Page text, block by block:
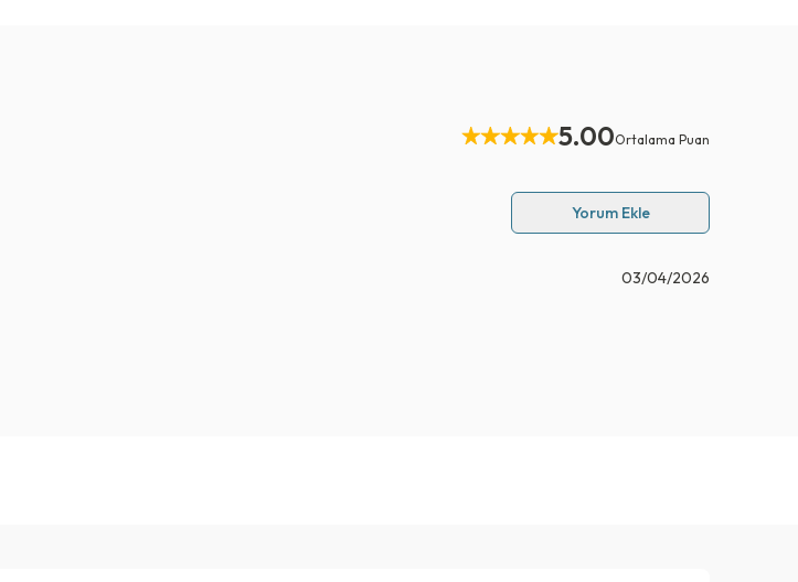
5.00Ortalama Puan
Yorum Ekle
03/04/2026